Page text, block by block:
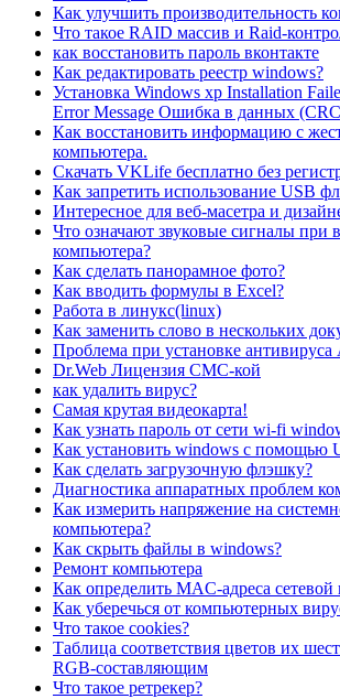
Как улучшить производительность
Что такое RAID массив и Raid-
как восстановить пароль вконтакте
Как редактировать реестр windows?
Установка Windows xp Installation
Error Message Ошибка в данных
Как восстановить информацию с
компьютера.
Скачать VKLife бесплатно без
Как запретить использование USB
Интересное для веб-масетра и
Что означают звуковые сигналы при
компьютера?
Как сделать панорамное фото?
Как вводить формулы в Excel?
Работа в линукс(linux)
Как заменить слово в нескольких
Проблема при установке антивируса
Dr.Web Лицензия СМС-кой
как удалить вирус?
Самая крутая видеокарта!
Как узнать пароль от сети wi-fi
Как установить windows с помощью
Как сделать загрузочную флэшку?
Диагностика аппаратных проблем
Как измерить напряжение на
компьютера?
Как скрыть файлы в windows?
Ремонт компьютерa
Как определить MAC-адреса сетевой
Как уберечься от компьютерных
Что такое cookies?
Таблица соответствия цветов их
RGB-составляющим
Что такое ретрекер?